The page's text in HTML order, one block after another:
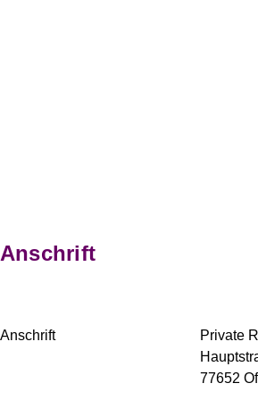
Anschrift
Anschrift
Private
77652